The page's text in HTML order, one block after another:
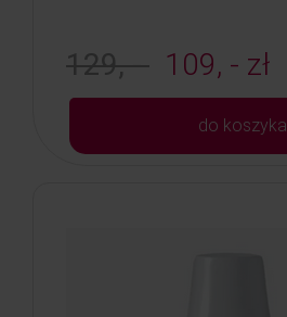
129, - 109, - zł
do koszyka